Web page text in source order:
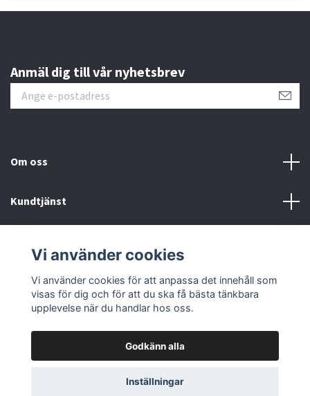
Anmäl dig till vår nyhetsbrev
Om oss
Kundtjänst
Sociala medier
© 2026 Samlartorget
Vi använder cookies
Vi använder cookies för att anpassa det innehåll som
visas för dig och för att du ska få bästa tänkbara
upplevelse när du handlar hos oss.
Godkänn alla
Inställningar